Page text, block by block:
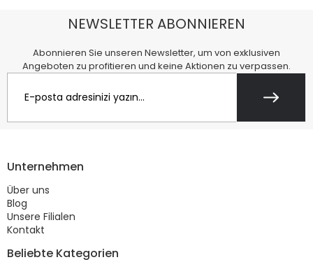
NEWSLETTER ABONNIEREN
Abonnieren Sie unseren Newsletter, um von exklusiven
Angeboten zu profitieren und keine Aktionen zu verpassen.
Unternehmen
Über uns
Blog
Unsere Filialen
Kontakt
Beliebte Kategorien